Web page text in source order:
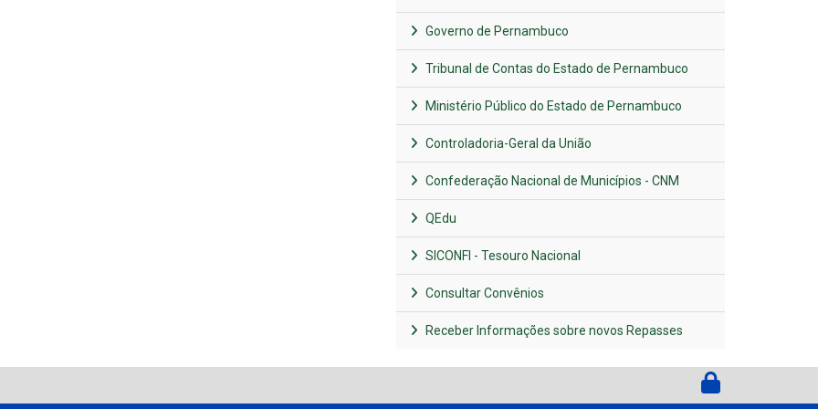
Governo de Pernambuco
Tribunal de Contas do Estado de Pernambuco
Ministério Público do Estado de Pernambuco
Controladoria-Geral da União
Confederação Nacional de Municípios - CNM
QEdu
SICONFI - Tesouro Nacional
Consultar Convênios
Receber Informações sobre novos Repasses